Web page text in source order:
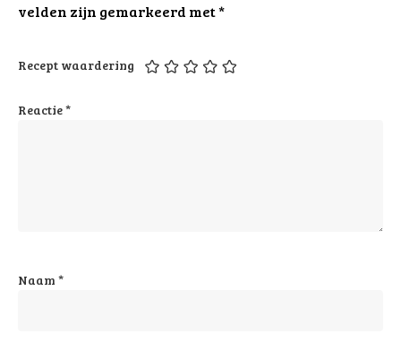
velden zijn gemarkeerd met*
Recept waardering
Reactie*
Naam *